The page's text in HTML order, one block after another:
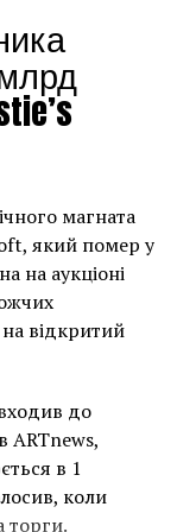
rose или
никогда не
в коллекции
в Тайбэе или
Гиме в Париже,
магната
який помер у
на аукціоні
відкритий
до
ARTnews,
в 1
коли
торги.